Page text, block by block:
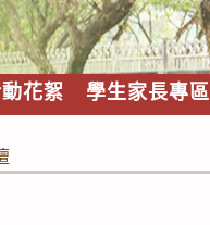
花絮 學生家長專區